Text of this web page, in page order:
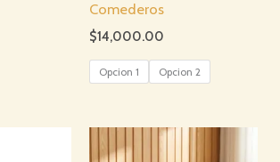
Comederos
$14,000.00
Opcion 1 Opcion 2